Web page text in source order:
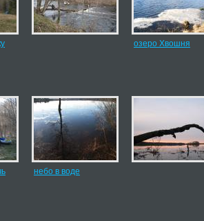
озеро Хвошня
небо в воде